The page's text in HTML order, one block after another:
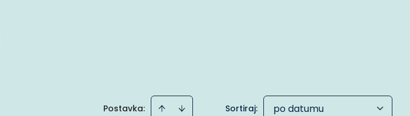
Postavka: Sortiraj: po datumu